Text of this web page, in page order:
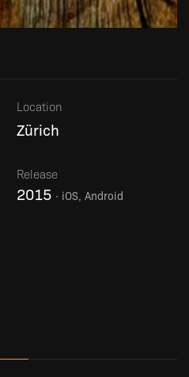
Location
Zürich
Release
2015 · iOS, Android